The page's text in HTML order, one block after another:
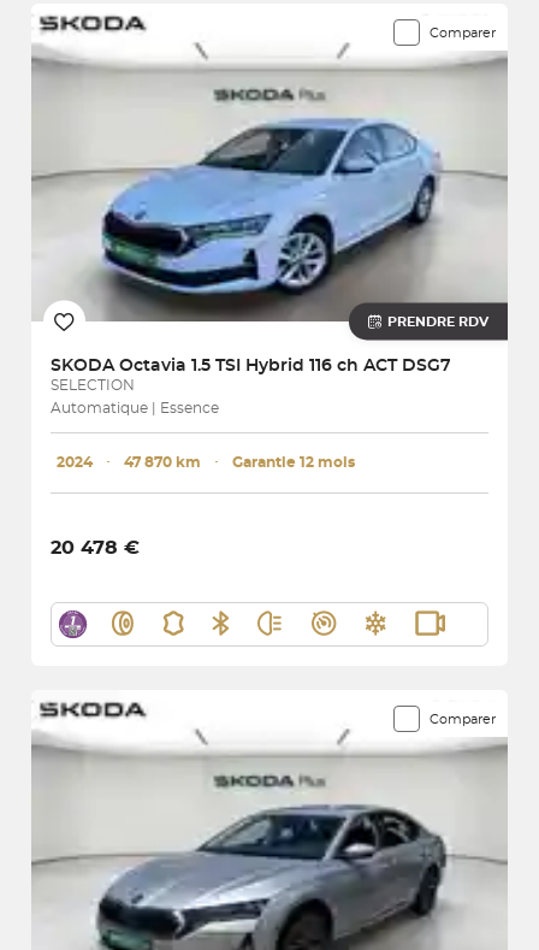
Comparer
PRENDRE RDV
SKODA Octavia 1.5 TSI Hybrid 116 ch ACT DSG7
SELECTION
Automatique | Essence
2024 ･ 47 870 km ･ Garantie 12 mois
20 478 €
Comparer